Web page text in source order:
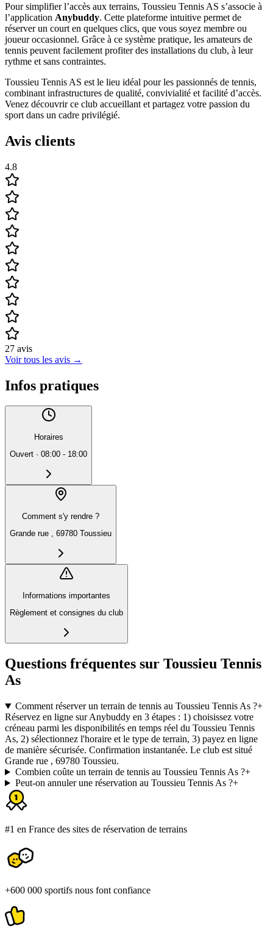
Pour simplifier l’accès aux terrains, Toussieu Tennis AS s’associe à
l’application Anybuddy. Cette plateforme intuitive permet de
réserver un court en quelques clics, que vous soyez membre ou
joueur occasionnel. Grâce à ce système pratique, les amateurs de
tennis peuvent facilement profiter des installations du club, à leur
rythme et sans contraintes.
Toussieu Tennis AS est le lieu idéal pour les passionnés de tennis,
combinant infrastructures de qualité, convivialité et facilité d’accès.
Venez découvrir ce club accueillant et partagez votre passion du
sport dans un cadre privilégié.
Avis clients
4.8
27 avis
Voir tous les avis →
Infos pratiques
Horaires
Ouvert · 08:00 - 18:00
Comment s'y rendre ?
Grande rue , 69780 Toussieu
Informations importantes
Règlement et consignes du club
Questions fréquentes sur Toussieu Tennis
As
Comment réserver un terrain de tennis au Toussieu Tennis As ?+
Réservez en ligne sur Anybuddy en 3 étapes : 1) choisissez votre
créneau parmi les disponibilités en temps réel du Toussieu Tennis
As, 2) sélectionnez l'horaire et le type de terrain, 3) payez en ligne
de manière sécurisée. Confirmation instantanée. Le club est situé
Grande rue , 69780 Toussieu.
Combien coûte un terrain de tennis au Toussieu Tennis As ?+
Peut-on annuler une réservation au Toussieu Tennis As ?+
#1 en France des sites de réservation de terrains
+600 000 sportifs nous font confiance